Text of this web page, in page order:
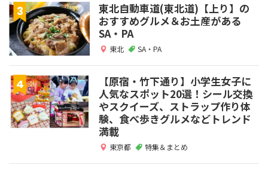
東北自動車道(東北道)【上り】の
おすすめグルメ＆お土産がある
SA・PA
東北 SA・PA
【原宿・竹下通り】小学生女子に
人気なスポット20選！シール交換
やスクイーズ、ストラップ作り体
験、食べ歩きグルメなどトレンド
満載
東京都 特集＆まとめ